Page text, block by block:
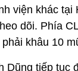
viện khác tại
dõi. Phía
khâu 10
Dũng tiếp tục